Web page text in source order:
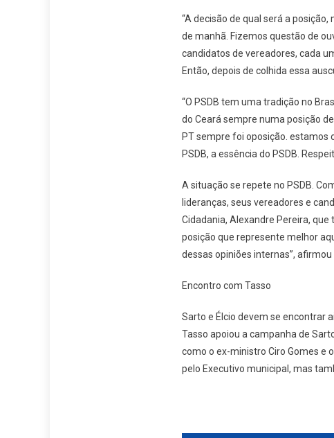
“A decisão de qual será a
de manhã. Fizemos questão de
candidatos de vereadores, cada
Então, depois de colhida essa
“O PSDB tem uma tradição no
do Ceará sempre numa posição
PT sempre foi oposição. estamos
PSDB, a essência do PSDB.
A situação se repete no PSDB.
lideranças, seus vereadores e
Cidadania, Alexandre Pereira,
posição que represente melhor
dessas opiniões internas”, afirmou
Encontro com Tasso
Sarto e Élcio devem se encontrar
Tasso apoiou a campanha de
como o ex-ministro Ciro Gomes e
pelo Executivo municipal, mas